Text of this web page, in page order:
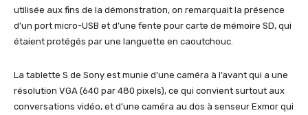
utilisée aux fins de la démonstration, on remarquait la présence
d’un port micro-USB et d’une fente pour carte de mémoire SD, qui
étaient protégés par une languette en caoutchouc.
La tablette S de Sony est munie d’une caméra à l’avant qui a une
résolution VGA (640 par 480 pixels), ce qui convient surtout aux
conversations vidéo, et d’une caméra au dos à senseur Exmor qui